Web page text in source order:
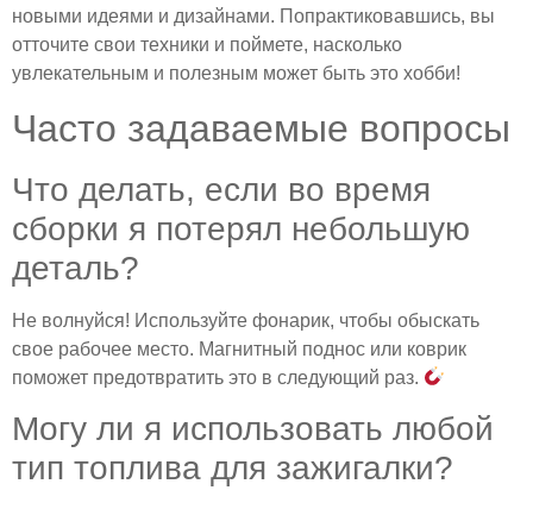
новыми идеями и дизайнами. Попрактиковавшись, вы
отточите свои техники и поймете, насколько
увлекательным и полезным может быть это хобби!
Часто задаваемые вопросы
Что делать, если во время
сборки я потерял небольшую
деталь?
Не волнуйся! Используйте фонарик, чтобы обыскать
свое рабочее место. Магнитный поднос или коврик
поможет предотвратить это в следующий раз.
Могу ли я использовать любой
тип топлива для зажигалки?